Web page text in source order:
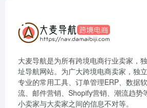
大麦导航是为所有跨境电商行业卖家，
址导航网站。为广大跨境电商卖家，独
专业的常用工具、订单管理ERP、数据
流、邮件营销、Shopify营销、潮流趋势
小卖家与大卖家之间的信息不对等。